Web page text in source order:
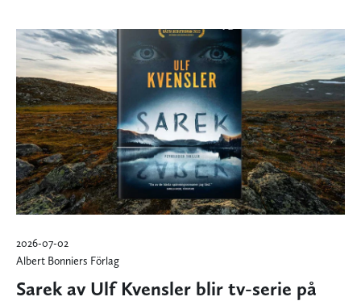
2026-07-02
Albert Bonniers Förlag
Sarek av Ulf Kvensler blir tv-serie på